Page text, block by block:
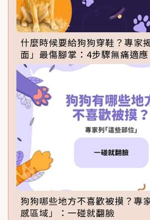
什麼時候要給狗狗穿鞋？專家
面」最傷腳掌：4步驟無痛適應
狗狗哪些地方不喜歡被摸？專
感區域」：一碰就翻臉